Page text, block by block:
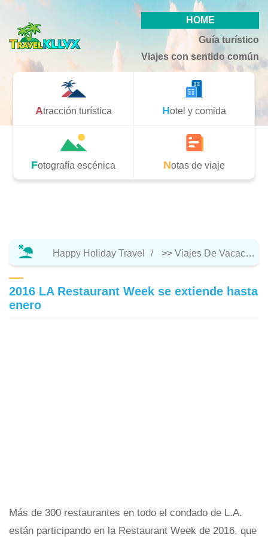
HOME
Guía turístico
Viajes con sentido común
Atracción turística Hotel y comida
Fotografía escénica Notas de viaje
Happy Holiday Travel >> Viajes De Vacaciones
2016 LA Restaurant Week se extiende hasta
enero
Más de 300 restaurantes en todo el condado de L.A.
están participando en la Restaurant Week de 2016, que